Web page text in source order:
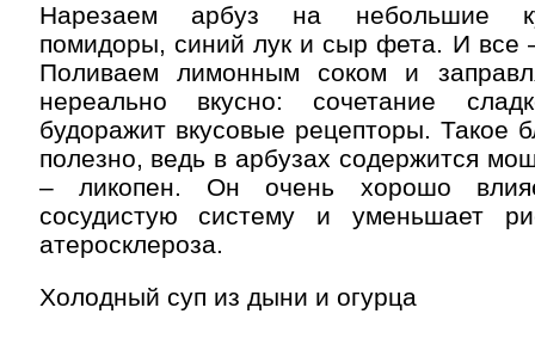
Нарезаем арбуз на небольшие
помидоры, синий лук и сыр фета. И все
Поливаем лимонным соком и
нереально вкусно: сочетание
будоражит вкусовые рецепторы. Такое
полезно, ведь в арбузах содержится
– ликопен. Он очень хорошо
сосудистую систему и уменьшает
атеросклероза.
Холодный суп из дыни и огурца